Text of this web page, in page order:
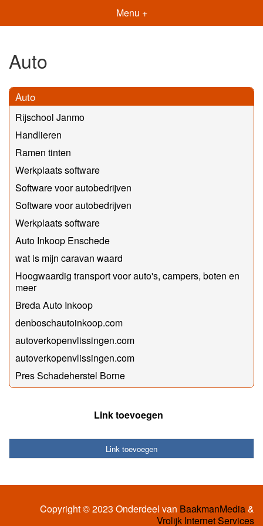
Menu +
Auto
Auto
Rijschool Janmo
Handlieren
Ramen tinten
Werkplaats software
Software voor autobedrijven
Software voor autobedrijven
Werkplaats software
Auto Inkoop Enschede
wat is mijn caravan waard
Hoogwaardig transport voor auto's, campers, boten en
meer
Breda Auto Inkoop
denboschautoinkoop.com
autoverkopenvlissingen.com
autoverkopenvlissingen.com
Pres Schadeherstel Borne
Link toevoegen
Link toevoegen
Copyright © 2023 Onderdeel van BaakmanMedia&
Vrolijk Internet Services